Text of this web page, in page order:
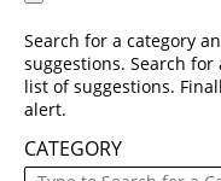
Search for a category
suggestions. Search
list of suggestions.
alert.
CATEGORY